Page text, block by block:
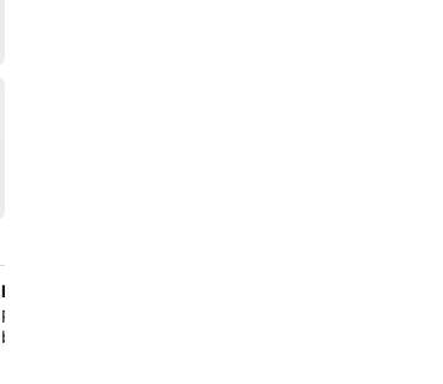
Instalações completas de bem-estar e spa
Relaxe no spa, que inclui sauna, banho a vapor,
beleza e várias opções de massagens.